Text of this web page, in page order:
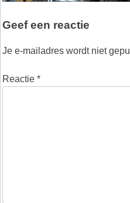
Geef een reactie
Je e-mailadres wordt niet
Reactie *